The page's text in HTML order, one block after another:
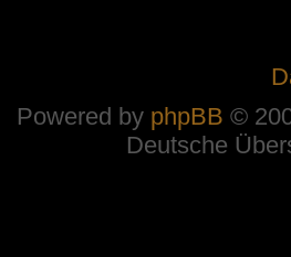
Powered by phpBB ©
Deutsche